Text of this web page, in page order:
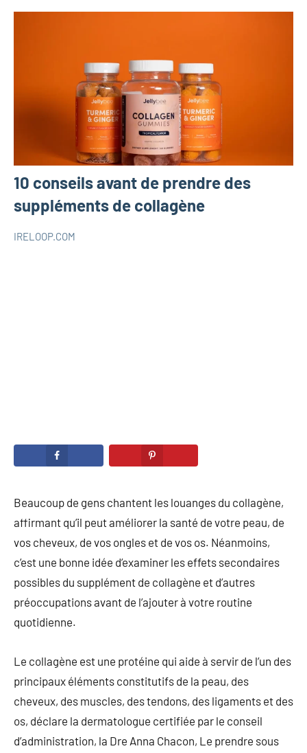
10 conseils avant de prendre des
suppléments de collagène
IRELOOP.COM
Beaucoup de gens chantent les louanges du collagène,
affirmant qu’il peut améliorer la santé de votre peau, de
vos cheveux, de vos ongles et de vos os. Néanmoins,
c’est une bonne idée d’examiner les effets secondaires
possibles du supplément de collagène et d’autres
préoccupations avant de l’ajouter à votre routine
quotidienne.
Le collagène est une protéine qui aide à servir de l’un des
principaux éléments constitutifs de la peau, des
cheveux, des muscles, des tendons, des ligaments et des
os, déclare la dermatologue certifiée par le conseil
d’administration, la Dre Anna Chacon, Le prendre sous